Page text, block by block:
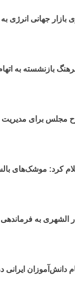
بازار جهانی انرژی
بازنشسته به
مجلس برای مدیریت
کرد: موشک‌های
الشهری به
دانش‌آموزان